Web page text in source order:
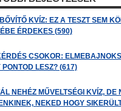
KVÍZ: EZ A TESZT SEM
ÉRDEKES (590)
CSOKOR:
PONTOD LESZ? (617)
NEHÉZ MŰVELTSÉGI KVÍZ, DE
NEKED HOGY